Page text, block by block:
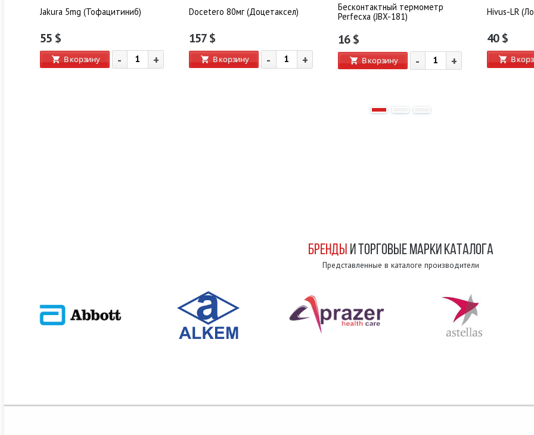
Jakura 5mg (Тофацитиниб)
55 $
В корзину - +
Docetero 80мг (Доцетаксел)
157 $
В корзину - +
Бесконтактный термометр
Perfecxa (JBX-181)
16 $
В корзину - +
Hivus-LR
40 $
В
БРЕНДЫ И ТОРГОВЫЕ МАРКИ КАТАЛОГА
Представленные в каталоге производители